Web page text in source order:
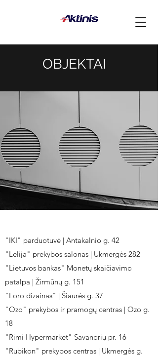
OBJEKTAI
"IKI" parduotuvė | Antakalnio g. 42
"Lelija" prekybos salonas | Ukmergės 282
"Lietuvos bankas" Monetų skaičiavimo
patalpa | Žirmūnų g. 151
"Loro dizainas" | Šiaurės g. 37
"Ozo" prekybos ir pramogų centras | Ozo g.
18
"Rimi Hypermarket" Savanorių pr. 16
"Rubikon" prekybos centras | Ukmergės g.